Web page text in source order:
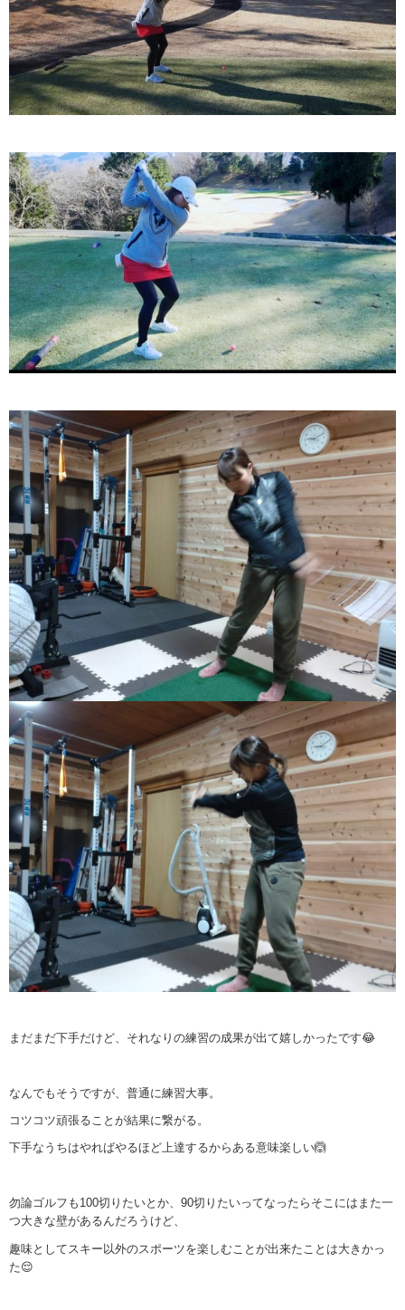
まだまだ下手だけど、それなりの練習の成果が出て嬉しかったです😂
なんでもそうですが、普通に練習大事。
コツコツ頑張ることが結果に繋がる。
下手なうちはやればやるほど上達するからある意味楽しい🙆
勿論ゴルフも100切りたいとか、90切りたいってなったらそこにはまた一
つ大きな壁があるんだろうけど、
趣味としてスキー以外のスポーツを楽しむことが出来たことは大きかっ
た😌